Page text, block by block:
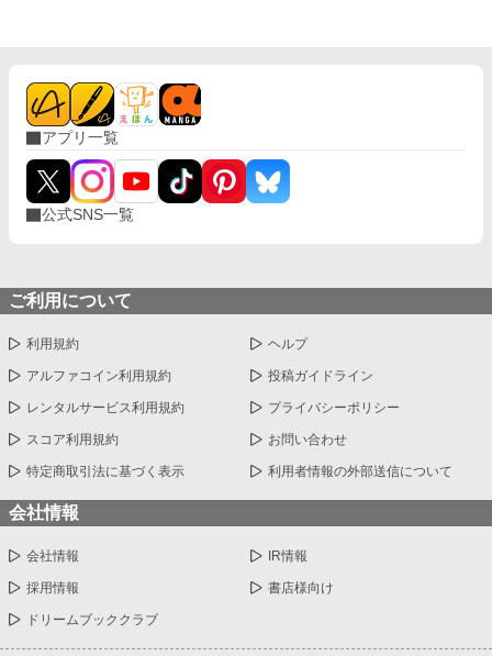
の下に隠されていたのは、欲望だけではなく、社会的立場と危う
い選択だった。 再び訪れる仮面の夜。 真実を知った二人は、それ
でもなお互いを求め合うのか。 仮面を外した先にあるのは、破滅
か、それとも未来か——。
アプリ一覧
公式SNS一覧
ご利用について
利用規約 ヘルプ
アルファコイン利用規約 投稿ガイドライン
レンタルサービス利用規約 プライバシーポリシー
スコア利用規約 お問い合わせ
特定商取引法に基づく表示 利用者情報の外部送信について
会社情報
会社情報 IR情報
採用情報 書店様向け
ドリームブッククラブ